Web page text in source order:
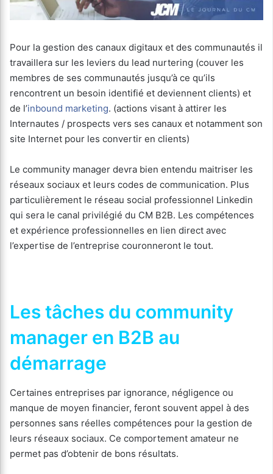
Pour la gestion des canaux digitaux et des communautés il
travaillera sur les leviers du lead nurtering (couver les
membres de ses communautés jusqu’à ce qu’ils
rencontrent un besoin identifié et deviennent clients) et
de l’inbound marketing. (actions visant à attirer les
Internautes / prospects vers ses canaux et notamment son
site Internet pour les convertir en clients)
Le community manager devra bien entendu maitriser les
réseaux sociaux et leurs codes de communication. Plus
particulièrement le réseau social professionnel Linkedin
qui sera le canal privilégié du CM B2B. Les compétences
et expérience professionnelles en lien direct avec
l’expertise de l’entreprise couronneront le tout.
Les tâches du community
manager en B2B au
démarrage
Certaines entreprises par ignorance, négligence ou
manque de moyen financier, feront souvent appel à des
personnes sans réelles compétences pour la gestion de
leurs réseaux sociaux. Ce comportement amateur ne
permet pas d’obtenir de bons résultats.